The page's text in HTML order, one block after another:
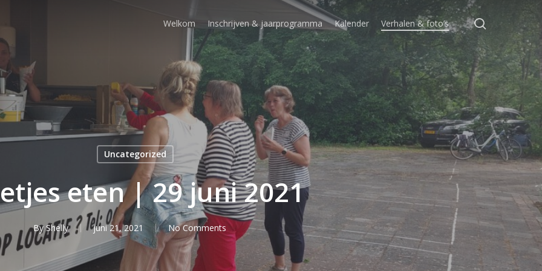
Welkom Inschrijven & jaarprogramma Kalender Verhalen & foto’s search
Uncategorized
eten | 29 juni 2021
By Shelly juni 21, 2021 No Comments